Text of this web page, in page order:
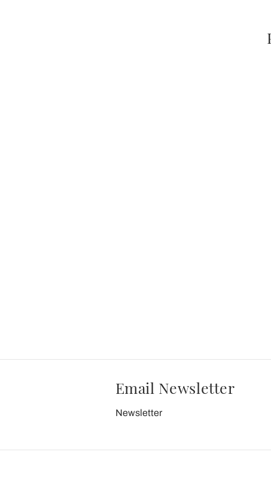
Email Newsletter
Newsletter